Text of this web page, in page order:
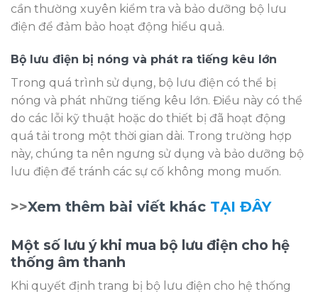
cần thường xuyên kiểm tra và bảo dưỡng bộ lưu
điện để đảm bảo hoạt động hiểu quả.
Bộ lưu điện bị nóng và phát ra tiếng kêu lớn
Trong quá trình sử dụng, bộ lưu điện có thể bị
nóng và phát những tiếng kêu lớn. Điều này có thể
do các lỗi kỹ thuật hoặc do thiết bị đã hoạt động
quá tải trong một thời gian dài. Trong trường hợp
này, chúng ta nên ngưng sử dụng và bảo dưỡng bộ
lưu điện để tránh các sự cố không mong muốn.
>>Xem thêm bài viết khác TẠI ĐÂY
Một số lưu ý khi mua bộ lưu điện cho hệ
thống âm thanh
Khi quyết định trang bị bộ lưu điện cho hệ thống